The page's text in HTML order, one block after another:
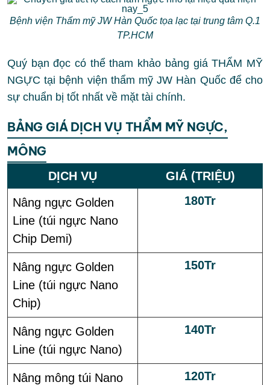
Bệnh viện Thẩm mỹ JW Hàn Quốc tọa lạc tại trung tâm Q.1
TP.HCM
Quý bạn đọc có thể tham khảo bảng giá THẨM MỸ
NGỰC tại bệnh viện thẩm mỹ JW Hàn Quốc để cho
sự chuẩn bị tốt nhất về mặt tài chính.
BẢNG GIÁ DỊCH VỤ THẨM MỸ NGỰC,
MÔNG
DỊCH VỤ
GIÁ (TRIỆU)
Nâng ngực Golden
Line (túi ngực Nano
Chip Demi)
180Tr
Nâng ngực Golden
Line (túi ngực Nano
Chip)
150Tr
Nâng ngực Golden
Line (túi ngực Nano)
140Tr
Nâng mông túi Nano
120Tr